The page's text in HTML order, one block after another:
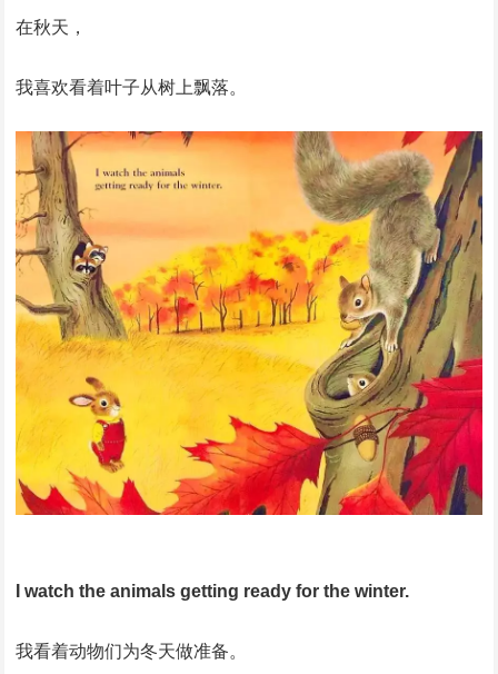
在秋天，
我喜欢看着叶子从树上飘落。
I watch the animals getting ready for the winter.
我看着动物们为冬天做准备。